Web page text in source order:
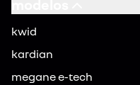
kwid
kardian
megane e-tech